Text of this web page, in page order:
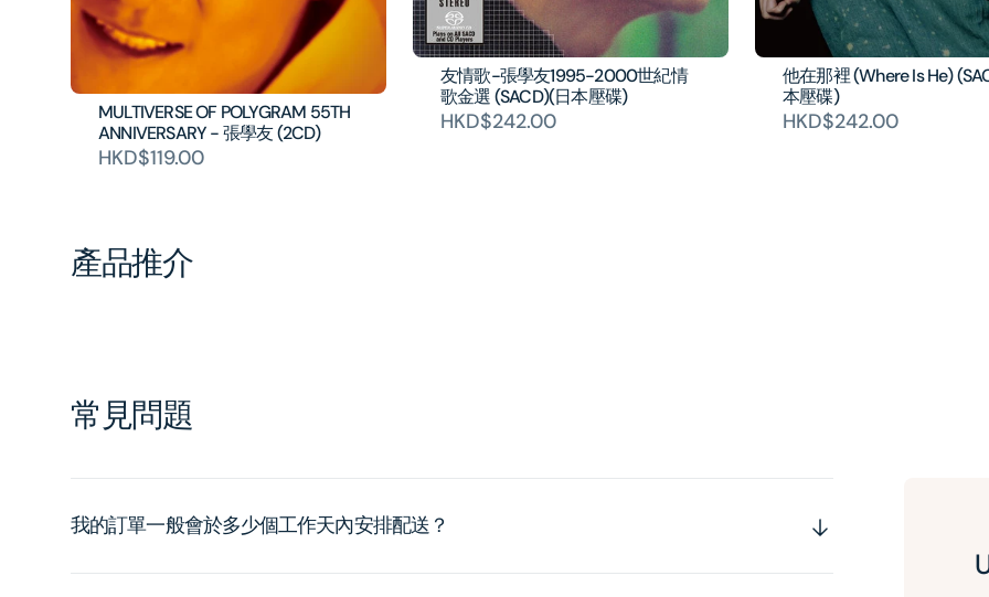
MULTIVERSE OF POLYGRAM 55TH
ANNIVERSARY - 張學友 (2CD)
HKD$119.00
友情歌-張學友1995-2000世紀情
歌金選 (SACD)(日本壓碟)
HKD$242.00
他在那裡 (Where Is He)
本壓碟)
HKD$242.00
產品推介
常見問題
我的訂單一般會於多少個工作天內安排配送？